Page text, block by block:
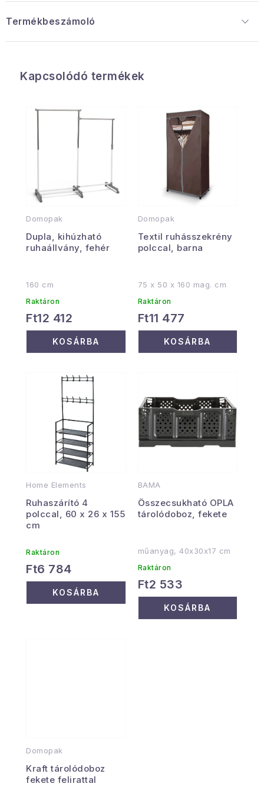
Termékbeszámoló
Kapcsolódó termékek
Domopak
Dupla, kihúzható
ruhaállvány, fehér
160 cm
Raktáron
Ft12 412
KOSÁRBA
Domopak
Textil ruhásszekrény
polccal, barna
75 x 50 x 160 mag. cm
Raktáron
Ft11 477
KOSÁRBA
Home Elements
Ruhaszárító 4
polccal, 60 x 26 x 155
cm
Raktáron
Ft6 784
KOSÁRBA
BAMA
Összecsukható OPLA
tárolódoboz, fekete
műanyag, 40x30x17 cm
Raktáron
Ft2 533
KOSÁRBA
Domopak
Kraft tárolódoboz
fekete felirattal